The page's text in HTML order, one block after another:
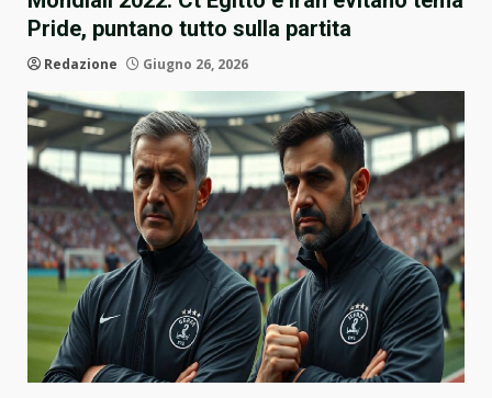
Pride, puntano tutto sulla partita
Redazione Giugno 26, 2026